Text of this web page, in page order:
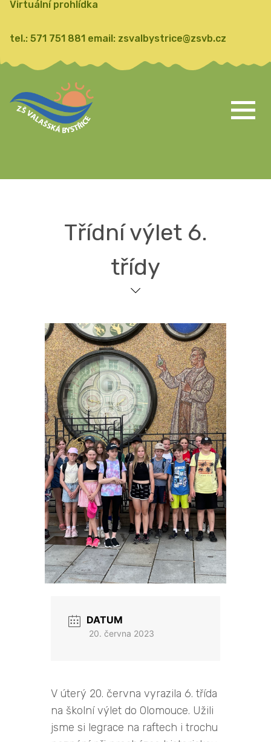
Virtuální prohlídka
tel.: 571 751 881 email: zsvalbystrice@zsvb.cz
Třídní výlet 6.
třídy
DATUM
20. června 2023
V úterý 20. června vyrazila 6. třída
na školní výlet do Olomouce. Užili
jsme si legrace na raftech i trochu